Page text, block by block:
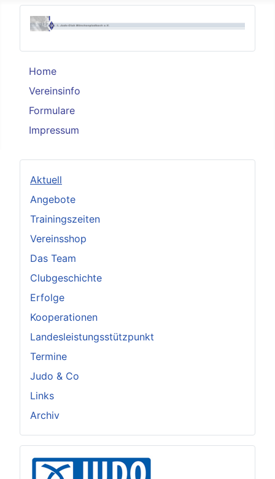
Home
Vereinsinfo
Formulare
Impressum
Aktuell
Angebote
Trainingszeiten
Vereinsshop
Das Team
Clubgeschichte
Erfolge
Kooperationen
Landesleistungsstützpunkt
Termine
Judo & Co
Links
Archiv